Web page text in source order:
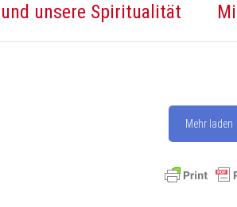
unsere Spiritualität
Mehr laden